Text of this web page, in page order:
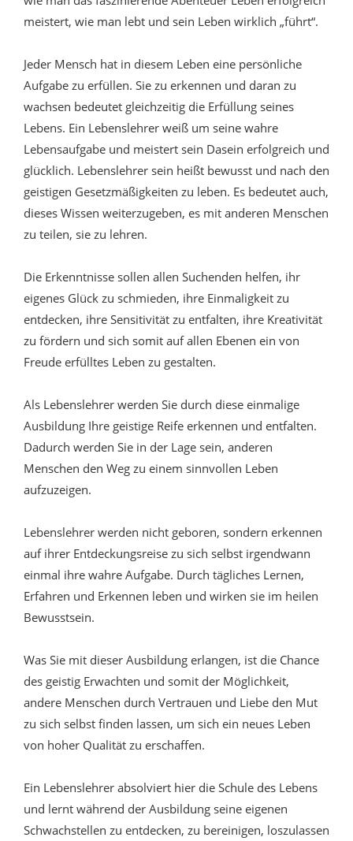
meistert, wie man lebt und sein Leben wirklich „führt“.
Jeder Mensch hat in diesem Leben eine persönliche
Aufgabe zu erfüllen. Sie zu erkennen und daran zu
wachsen bedeutet gleichzeitig die Erfüllung seines
Lebens. Ein Lebenslehrer weiß um seine wahre
Lebensaufgabe und meistert sein Dasein erfolgreich und
glücklich. Lebenslehrer sein heißt bewusst und nach den
geistigen Gesetzmäßigkeiten zu leben. Es bedeutet auch,
dieses Wissen weiterzugeben, es mit anderen Menschen
zu teilen, sie zu lehren.
Die Erkenntnisse sollen allen Suchenden helfen, ihr
eigenes Glück zu schmieden, ihre Einmaligkeit zu
entdecken, ihre Sensitivität zu entfalten, ihre Kreativität
zu fördern und sich somit auf allen Ebenen ein von
Freude erfülltes Leben zu gestalten.
Als Lebenslehrer werden Sie durch diese einmalige
Ausbildung Ihre geistige Reife erkennen und entfalten.
Dadurch werden Sie in der Lage sein, anderen
Menschen den Weg zu einem sinnvollen Leben
aufzuzeigen.
Lebenslehrer werden nicht geboren, sondern erkennen
auf ihrer Entdeckungsreise zu sich selbst irgendwann
einmal ihre wahre Aufgabe. Durch tägliches Lernen,
Erfahren und Erkennen leben und wirken sie im heilen
Bewusstsein.
Was Sie mit dieser Ausbildung erlangen, ist die Chance
des geistig Erwachten und somit der Möglichkeit,
andere Menschen durch Vertrauen und Liebe den Mut
zu sich selbst finden lassen, um sich ein neues Leben
von hoher Qualität zu erschaffen.
Ein Lebenslehrer absolviert hier die Schule des Lebens
und lernt während der Ausbildung seine eigenen
Schwachstellen zu entdecken, zu bereinigen, loszulassen